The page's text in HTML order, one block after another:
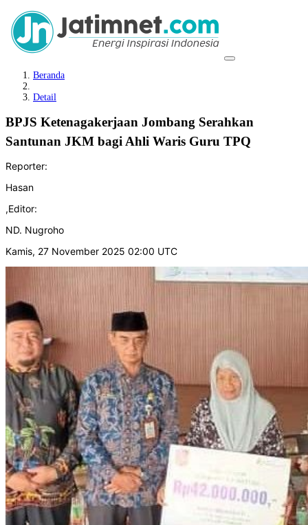
Beranda
Detail
BPJS Ketenagakerjaan Jombang Serahkan
Santunan JKM bagi Ahli Waris Guru TPQ
Reporter:
Hasan
,Editor:
ND. Nugroho
Kamis, 27 November 2025 02:00 UTC